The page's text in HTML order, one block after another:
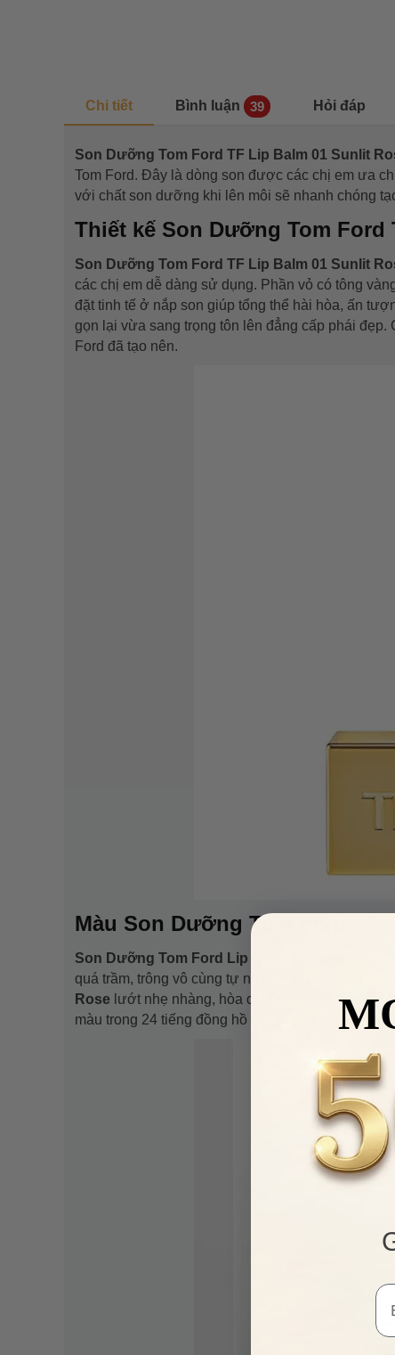
Chi tiết Bình luận 39 Hỏi đáp
Son Dưỡng Tom Ford TF Lip Balm 01 Sunlit
Tom Ford. Đây là dòng son được các chị em ưa
với chất son dưỡng khi lên môi sẽ nhanh chóng
Thiết kế Son Dưỡng Tom
Son Dưỡng Tom Ford TF Lip Balm 01 Sunlit
các chị em dễ dàng sử dụng. Phần vỏ có tông
đặt tinh tế ở nắp son giúp tổng thể hài hòa, ấn
gọn lại vừa sang trọng tôn lên đẳng cấp phái
Ford đã tạo nên.
Màu Son Dưỡng Tom Ford TF
Son Dưỡng Tom Ford Lip Balm 01 Sunlit Rose
quá trầm, trông vô cùng tự nhiên, phù hợp với
Rose lướt nhẹ nhàng, hòa quyện khi tiếp xúc với
màu trong 24 tiếng đồng hồ sẽ giúp bạn có thể